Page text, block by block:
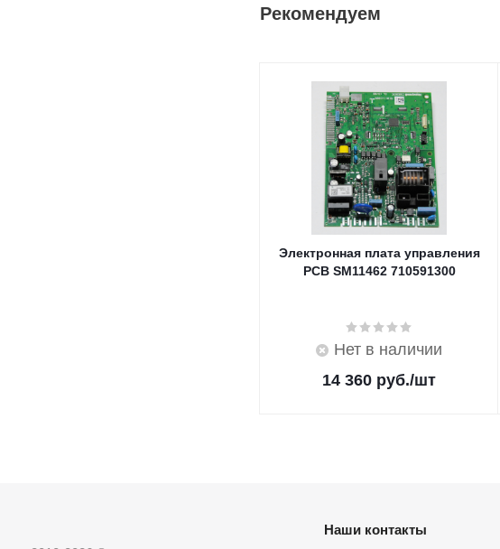
Рекомендуем
Электронная плата управления
PCB SM11462 710591300
Нет в наличии
14 360 руб./шт
Наши контакты